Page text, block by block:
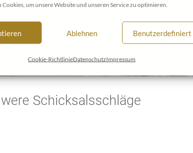
um unsere Website und unseren Service zu optimieren.
Ablehnen Benutzerdefiniert
Cookie-RichtlinieDatenschutzImpressum
Schicksalsschläge